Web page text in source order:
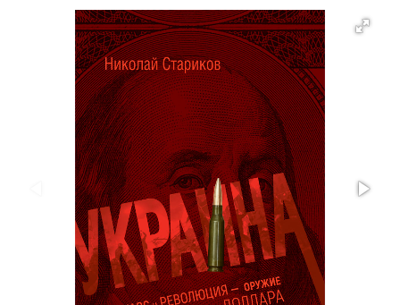
будущего
Публицистика
Проза
Тайное и
непознанное
Образ
жизни
Философия
Военная
история
Конспирология